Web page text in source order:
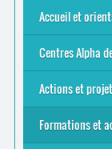
Offres
La rentrée
Pour être
A vos
Inauguration
Bruxelles
... Tous les
Accueil et
8 Points
Publics
Que
Qui sommes-
Centres Alpha
Actions et
Alpha-Jeux
Arts & Alpha
Jeudis du
Le projet
Notre projet
Tac-TIC
Formations et